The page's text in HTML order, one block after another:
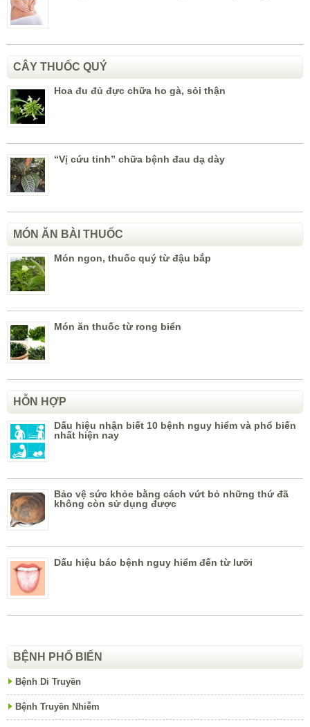
CÂY THUỐC QUÝ
Hoa đu đủ đực chữa ho gà, sỏi thận
“Vị cứu tinh” chữa bệnh đau dạ dày
MÓN ĂN BÀI THUỐC
Món ngon, thuốc quý từ đậu bắp
Món ăn thuốc từ rong biển
HỖN HỢP
Dấu hiệu nhận biết 10 bệnh nguy hiểm và phổ biến
nhất hiện nay
Bảo vệ sức khỏe bằng cách vứt bỏ những thứ đã
không còn sử dụng được
Dấu hiệu báo bệnh nguy hiểm đến từ lưỡi
BỆNH PHỔ BIẾN
Bệnh Di Truyền
Bệnh Truyền Nhiễm